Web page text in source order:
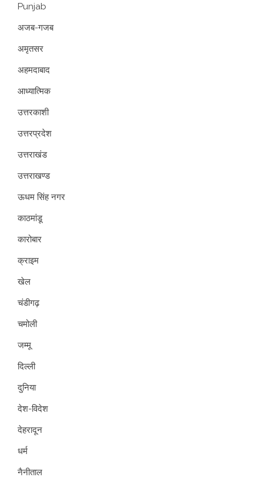
Punjab
अजब-गजब
अमृतसर
अहमदाबाद
आध्यात्मिक
उत्तरकाशी
उत्तरप्रदेश
उत्तराखंड
उत्तराखण्ड
ऊधम सिंह नगर
काठमांडू
कारोबार
क्राइम
खेल
चंडीगढ़
चमोली
जम्मू
दिल्ली
दुनिया
देश-विदेश
देहरादून
धर्म
नैनीताल